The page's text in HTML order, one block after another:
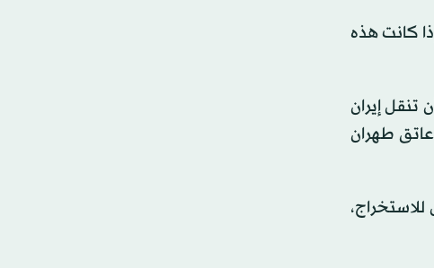
إزالة المواد النووية في الإدارة الوطنية للأمن النووي بين عامي 2017 و2021: «إذا كانت هذه
تنقل إيران
طهران